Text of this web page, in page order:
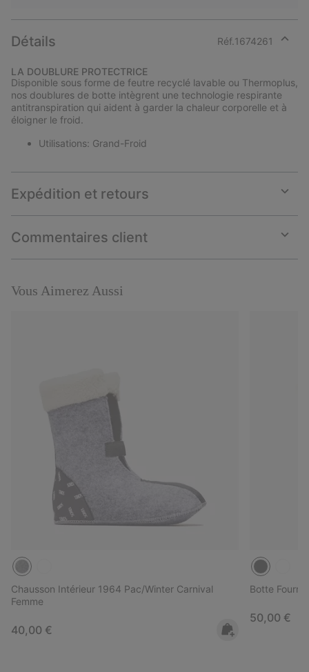
Détails Réf. 1674261
section
LA DOUBLURE PROTECTRICE
Disponible sous forme de feutre recyclé lavable ou Thermoplus,
nos doublures de botte intègrent une technologie respirante
antitranspiration qui aident à garder la chaleur corporelle et à
éloigner le froid.
Utilisations: Grand-Froid
Expédition et retours
or
Commentaires client
or
Vous Aimerez Aussi
Chausson Intérieur 1964 Pac/Winter Carnival
Femme
Regular price:
40,00 €
Botte
Regular
50,00 €